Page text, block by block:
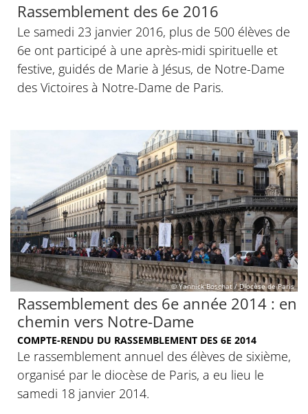
Rassemblement des 6e 2016
Le samedi 23 janvier 2016, plus de 500 élèves de
6e ont participé à une après-midi spirituelle et
festive, guidés de Marie à Jésus, de Notre-Dame
des Victoires à Notre-Dame de Paris.
© Yannick Boschat / Diocèse de Paris
Rassemblement des 6e année 2014 : en
chemin vers Notre-Dame
COMPTE-RENDU DU RASSEMBLEMENT DES 6E 2014
Le rassemblement annuel des élèves de sixième,
organisé par le diocèse de Paris, a eu lieu le
samedi 18 janvier 2014.